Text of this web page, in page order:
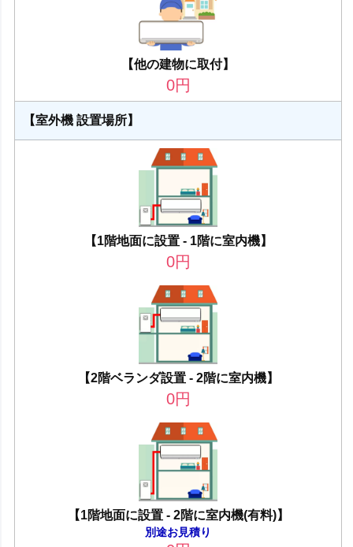
【他の建物に取付】
0円
【室外機 設置場所】
【1階地面に設置 - 1階に室内機】
0円
【2階ベランダ設置 - 2階に室内機】
0円
【1階地面に設置 - 2階に室内機(有料)】
別途お見積り